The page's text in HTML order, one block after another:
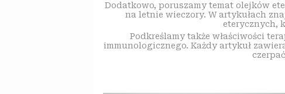
Dodatkowo, poruszamy temat olejków
na letnie wieczory. W artykułach
eterycznych,
Podkreślamy także właściwości
immunologicznego. Każdy artykuł